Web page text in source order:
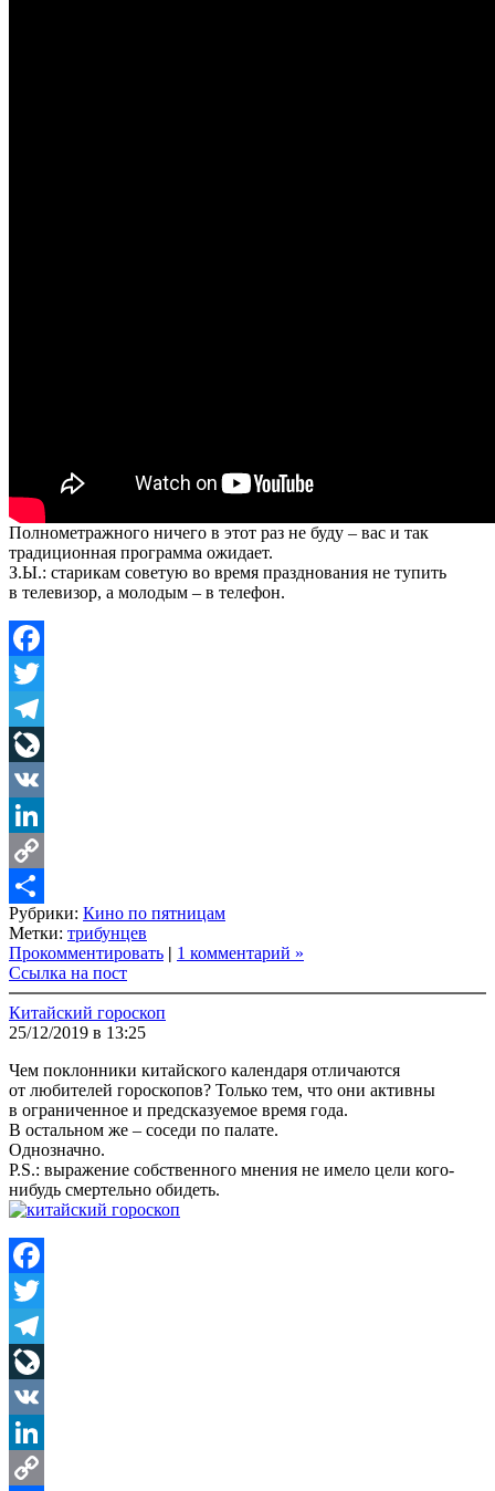
Полнометражного ничего в этот раз не буду – вас и так
традиционная программа ожидает.
З.Ы.: старикам советую во время празднования не тупить
в телевизор, а молодым – в телефон.
Facebook
Twitter
Telegram
LiveJournal
VK
LinkedIn
Copy
Link
Share
Рубрики: Кино по пятницам
Метки: трибунцев
Прокомментировать | 1 комментарий »
Ссылка на пост
Китайский гороскоп
25/12/2019 в 13:25
Чем поклонники китайского календаря отличаются
от любителей гороскопов? Только тем, что они активны
в ограниченное и предсказуемое время года.
В остальном же – соседи по палате.
Однозначно.
P.S.: выражение собственного мнения не имело цели кого-
нибудь смертельно обидеть.
Facebook
Twitter
Telegram
LiveJournal
VK
LinkedIn